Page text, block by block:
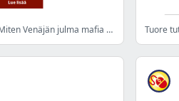
Gulageista Putiniin: Miten Venäjän julma mafia sai alkunsa?